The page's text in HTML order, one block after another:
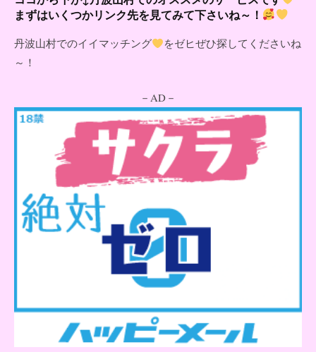
まずはいくつかリンク先を見てみて下さいね～！
丹波山村でのイイマッチング
をゼヒぜひ探してくださいね
～！
－AD－